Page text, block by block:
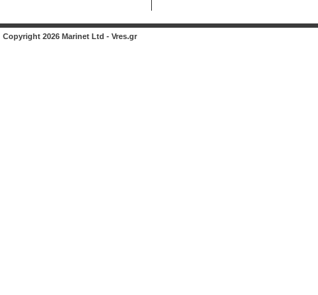
Copyright 2026 Marinet Ltd - Vres.gr